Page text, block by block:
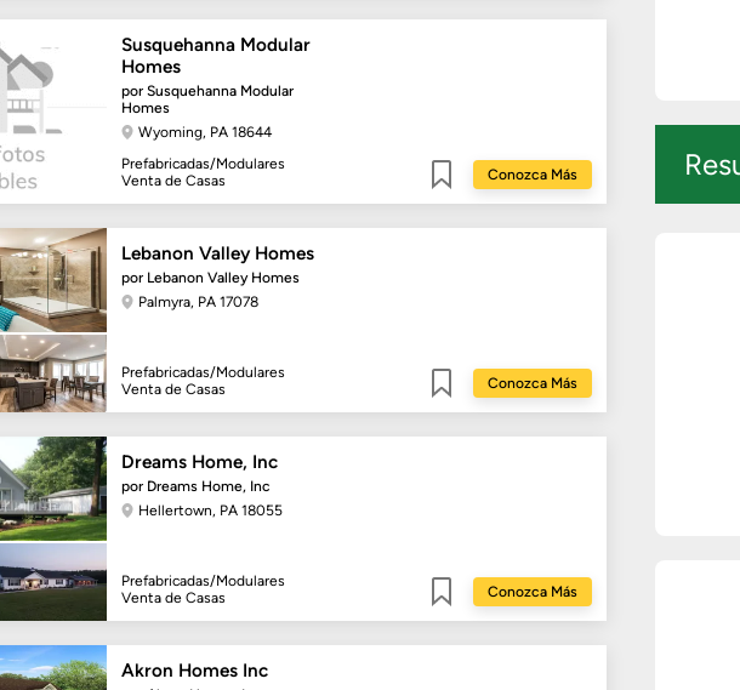
Susquehanna Modular
Homes
por Susquehanna Modular
Homes
Wyoming, PA 18644
Prefabricadas/Modulares
Venta de Casas
Conozca Más
Lebanon Valley Homes
por Lebanon Valley Homes
Palmyra, PA 17078
Prefabricadas/Modulares
Venta de Casas
Conozca Más
Dreams Home, Inc
por Dreams Home, Inc
Hellertown, PA 18055
Prefabricadas/Modulares
Venta de Casas
Conozca Más
Akron Homes Inc